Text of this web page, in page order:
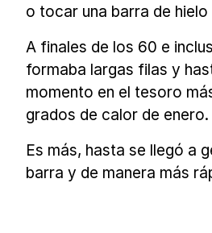
o tocar una barra de
A finales de los 60 e
formaba largas filas y
momento en el tesoro
grados de calor de enero.
Es más, hasta se llegó a
barra y de manera más